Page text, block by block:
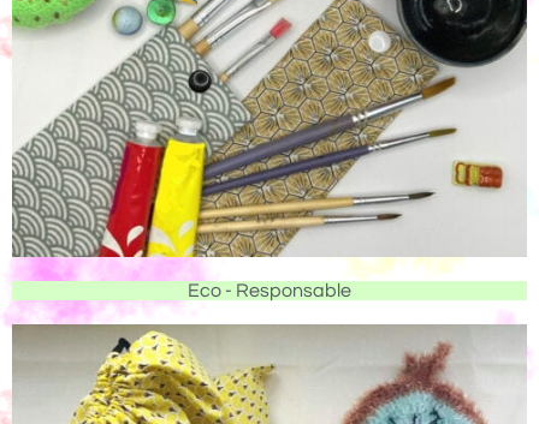
Eco - Responsable